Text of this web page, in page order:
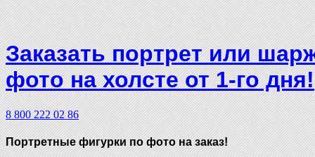
Заказать портрет или
фото на холсте от 1-го дня!
8 800 222 02 86
Портретные фигуркипо фото на заказ!